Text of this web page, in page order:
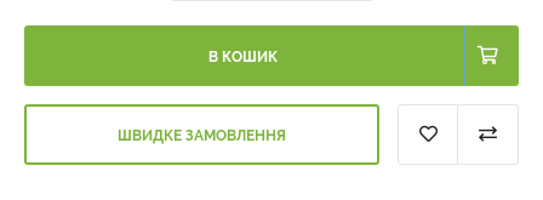
В КОШИК
ШВИДКЕ ЗАМОВЛЕННЯ